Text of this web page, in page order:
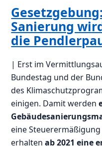
Sanierung
die
| Erst im
Bundestag und der
des
einigen. Damit werden
eine
erhaltenab 2021 eine